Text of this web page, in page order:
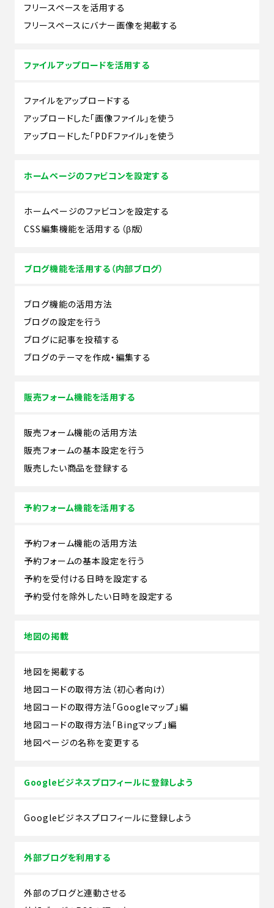
フリースペースを活用する
フリースペースにバナー画像を掲載する
ファイルアップロードを活用する
ファイルをアップロードする
アップロードした「画像ファイル」を使う
アップロードした「PDFファイル」を使う
ホームページのファビコンを設定する
ホームページのファビコンを設定する
CSS編集機能を活用する（β版）
ブログ機能を活用する（内部ブログ）
ブログ機能の活用方法
ブログの設定を行う
ブログに記事を投稿する
ブログのテーマを作成・編集する
販売フォーム機能を活用する
販売フォーム機能の活用方法
販売フォームの基本設定を行う
販売したい商品を登録する
予約フォーム機能を活用する
予約フォーム機能の活用方法
予約フォームの基本設定を行う
予約を受付ける日時を設定する
予約受付を除外したい日時を設定する
地図の掲載
地図を掲載する
地図コードの取得方法（初心者向け）
地図コードの取得方法「Googleマップ」編
地図コードの取得方法「Bingマップ」編
地図ページの名称を変更する
Googleビジネスプロフィールに登録しよう
Googleビジネスプロフィールに登録しよう
外部ブログを利用する
外部のブログと連動させる